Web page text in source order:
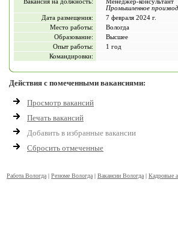
Вакансия на должность:
Менеджер-консультант
Промышленное
Дата размещения:
7 февраля 2024 г.
Место работы:
Вологда
Образование:
Высшее
Опыт работы:
1 год
Командировки:
Действия с помеченными вакансиями:
Просмотр вакансий
Печать вакансий
Добавить в избранные вакансии
Сбросить отмеченные
Работа Вологда | Резюме Вологда | Вакансии Вологда | Кадровые